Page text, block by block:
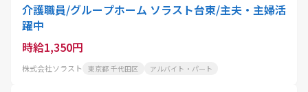
介護職員/グループホーム ソラスト台東/主夫・主婦活
躍中
時給1,350円
株式会社ソラスト 東京都 千代田区 アルバイト・パート